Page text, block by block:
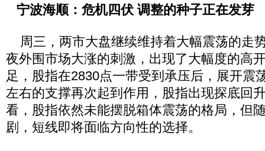
宁波海顺：危机四伏 调整的种子正在发芽
周三，两市大盘继续维持着大幅震荡的走
夜外围市场大涨的刺激，出现了大幅度的高
足，股指在2830点一带受到承压后，展开震
左右的支撑再次起到作用，股指出现探底回
看，股指依然未能摆脱箱体震荡的格局，但
剧，短线即将面临方向性的选择。